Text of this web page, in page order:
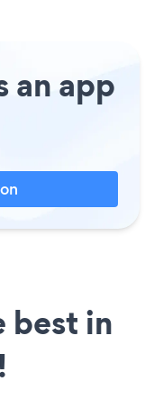
an app
best in